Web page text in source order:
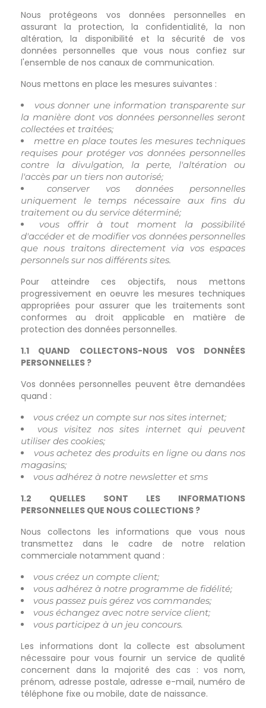
Nous protégeons vos données personnelles en
assurant la protection, la confidentialité, la non
altération, la disponibilité et la sécurité de vos
données personnelles que vous nous confiez sur
l'ensemble de nos canaux de communication.
Nous mettons en place les mesures suivantes :
vous donner une information transparente sur
la manière dont vos données personnelles seront
collectées et traitées;
mettre en place toutes les mesures techniques
requises pour protéger vos données personnelles
contre la divulgation, la perte, l'altération ou
l'accès par un tiers non autorisé;
conserver vos données personnelles
uniquement le temps nécessaire aux fins du
traitement ou du service déterminé;
vous offrir à tout moment la possibilité
d'accéder et de modifier vos données personnelles
que nous traitons directement via vos espaces
personnels sur nos différents sites.
Pour atteindre ces objectifs, nous mettons
progressivement en oeuvre les mesures techniques
appropriées pour assurer que les traitements sont
conformes au droit applicable en matière de
protection des données personnelles.
1.1 QUAND COLLECTONS-NOUS VOS DONNÉES
PERSONNELLES ?
Vos données personnelles peuvent être demandées
quand :
vous créez un compte sur nos sites internet;
vous visitez nos sites internet qui peuvent
utiliser des cookies;
vous achetez des produits en ligne ou dans nos
magasins;
vous adhérez à notre newsletter et sms
1.2 QUELLES SONT LES INFORMATIONS
PERSONNELLES QUE NOUS COLLECTIONS ?
Nous collectons les informations que vous nous
transmettez dans le cadre de notre relation
commerciale notamment quand :
vous créez un compte client;
vous adhérez à notre programme de fidélité;
vous passez puis gérez vos commandes;
vous échangez avec notre service client;
vous participez à un jeu concours.
Les informations dont la collecte est absolument
nécessaire pour vous fournir un service de qualité
concernent dans la majorité des cas : vos nom,
prénom, adresse postale, adresse e-mail, numéro de
téléphone fixe ou mobile, date de naissance.